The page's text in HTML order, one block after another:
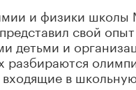
и физики школы
свой
детьми и
разбираются
в